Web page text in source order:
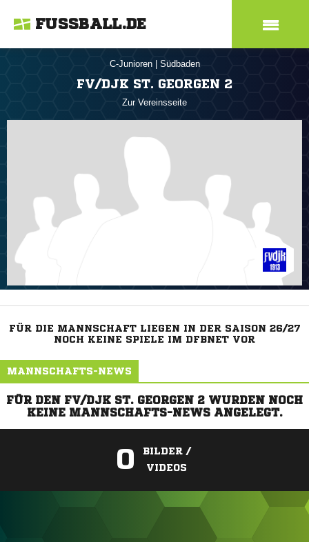
FUSSBALL.DE
C-Junioren Südbaden
FV/DJK ST. GEORGEN 2
Zur Vereinsseite
FÜR DIE MANNSCHAFT LIEGEN IN DER SAISON 26/27
NOCH KEINE SPIELE IM DFBNET VOR
MANNSCHAFTS-NEWS
FÜR DEN FV/DJK ST. GEORGEN 2 WURDEN NOCH
KEINE MANNSCHAFTS-NEWS ANGELEGT.
0
BILDER /
VIDEOS